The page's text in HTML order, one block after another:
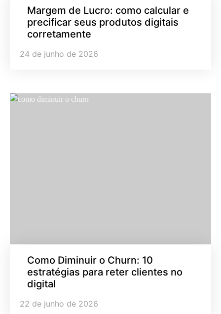
Margem de Lucro: como calcular e
precificar seus produtos digitais
corretamente
24 de junho de 2026
Como Diminuir o Churn: 10
estratégias para reter clientes no
digital
22 de junho de 2026